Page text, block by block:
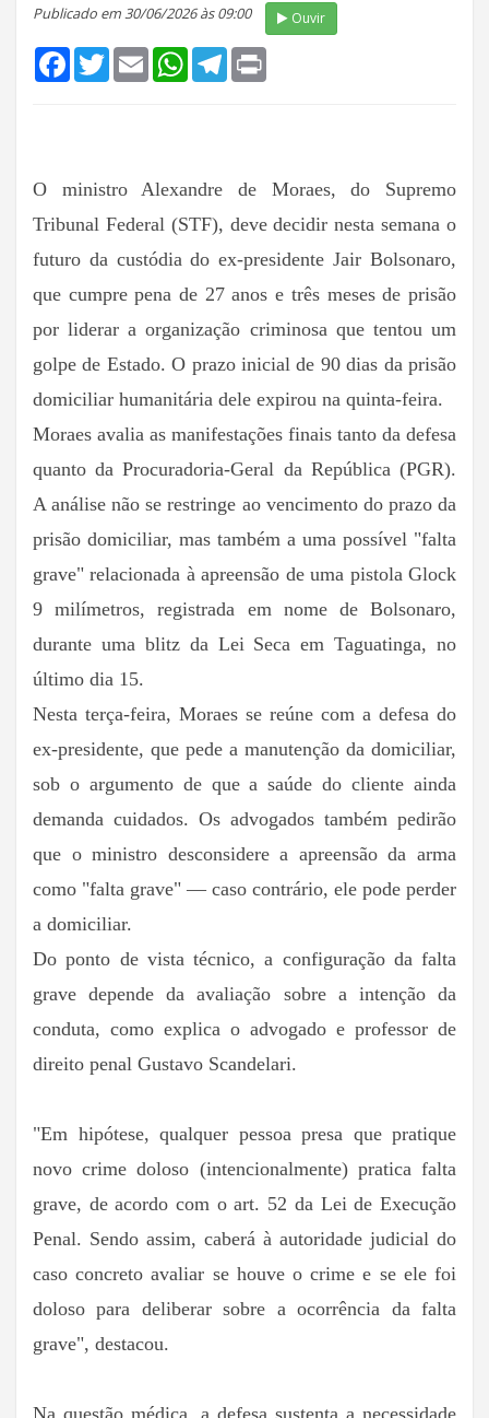
Publicado em 30/06/2026 às 09:00 Ouvir
FacebookTwitterEmail WhatsApp
Telegram
O ministro Alexandre de Moraes, do Supremo
Tribunal Federal (STF), deve decidir nesta semana o
futuro da custódia do ex-presidente Jair Bolsonaro,
que cumpre pena de 27 anos e três meses de prisão
por liderar a organização criminosa que tentou um
golpe de Estado. O prazo inicial de 90 dias da prisão
domiciliar humanitária dele expirou na quinta-feira.
Moraes avalia as manifestações finais tanto da defesa
quanto da Procuradoria-Geral da República (PGR).
A análise não se restringe ao vencimento do prazo da
prisão domiciliar, mas também a uma possível "falta
grave" relacionada à apreensão de uma pistola Glock
9 milímetros, registrada em nome de Bolsonaro,
durante uma blitz da Lei Seca em Taguatinga, no
último dia 15.
Nesta terça-feira, Moraes se reúne com a defesa do
ex-presidente, que pede a manutenção da domiciliar,
sob o argumento de que a saúde do cliente ainda
demanda cuidados. Os advogados também pedirão
que o ministro desconsidere a apreensão da arma
como "falta grave" — caso contrário, ele pode perder
a domiciliar.
Do ponto de vista técnico, a configuração da falta
grave depende da avaliação sobre a intenção da
conduta, como explica o advogado e professor de
direito penal Gustavo Scandelari.
"Em hipótese, qualquer pessoa presa que pratique
novo crime doloso (intencionalmente) pratica falta
grave, de acordo com o art. 52 da Lei de Execução
Penal. Sendo assim, caberá à autoridade judicial do
caso concreto avaliar se houve o crime e se ele foi
doloso para deliberar sobre a ocorrência da falta
grave", destacou.
Na questão médica, a defesa sustenta a necessidade